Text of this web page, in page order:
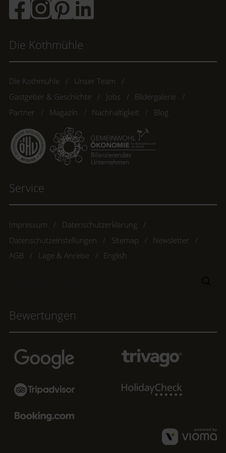
Die Kothmühle
Die Kothmühle
Unser Team
Gastgeber & Geschichte
Jobs
Bildergalerie
Partner
Magazin Nachhaltigkeit Blog
Service
Impressum
Datenschutzerklärung
Datenschutzeinstellungen
Sitemap
Newsletter
AGB
Lage & Anreise English
Bewertungen